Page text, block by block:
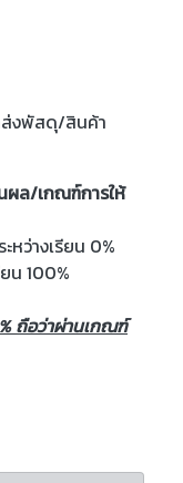
ส่งพัสดุ/สินค้า
ผล/เกณฑ์การให้
ว่างเรียน 0%
น 100%
ถือว่าผ่านเกณฑ์